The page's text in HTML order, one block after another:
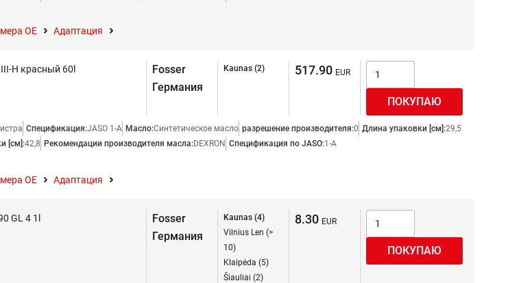
ОЕ Адаптация
H красный 60l
Fosser
Германия
Kaunas (2) 517.90
Спецификация:JASO 1-A Масло:Синтетическое масло разрешение производителя:0 Длина упаковки [см]:29,5
[см]:42,8 Рекомендации производителя масла:DEXRON Спецификация по JASO:1-A
ОЕ Адаптация
GL 4 1l
Fosser
Германия
Kaunas (4)
Vilnius Len (>
10)
Klaipėda (5)
Šiauliai (2)
8.30